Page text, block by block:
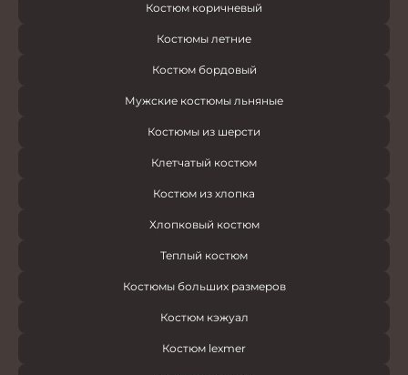
Костюм коричневый
Костюмы летние
Костюм бордовый
Мужские костюмы льняные
Костюмы из шерсти
Клетчатый костюм
Костюм из хлопка
Хлопковый костюм
Теплый костюм
Костюмы больших размеров
Костюм кэжуал
Костюм lexmer